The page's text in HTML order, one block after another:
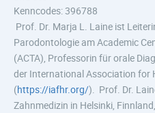
Kenncodes: 396788
Prof. Dr. Marja L. Laine ist
Parodontologie am Academic
(ACTA), Professorin für orale
der International Association for
(https://iafhr.org/). Prof. Dr.
Zahnmedizin in Helsinki,